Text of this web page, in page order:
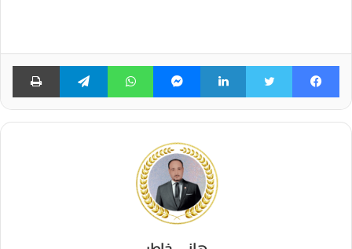
فيسبوك لينكدإن ماسنجر واتساب تيلقرام